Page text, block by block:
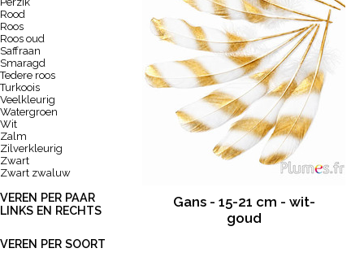
Rood
Roos
Roos oud
Saffraan
Smaragd
Tedere roos
Turkoois
Veelkleurig
Watergroen
Wit
Zalm
Zilverkleurig
Zwart
Zwart zwaluw
VEREN PER PAAR
LINKS EN RECHTS
VEREN PER SOORT
Gans - 15-21 cm - wit-
goud